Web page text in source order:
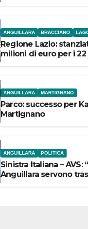
ANGUILLARA BRACCIANO
Regione Lazio:
milioni di euro per i
ANGUILLARA MARTIGNANO
Parco: successo per
Martignano
ANGUILLARA POLITICA
Sinistra Italiana – AVS:
Anguillara servono